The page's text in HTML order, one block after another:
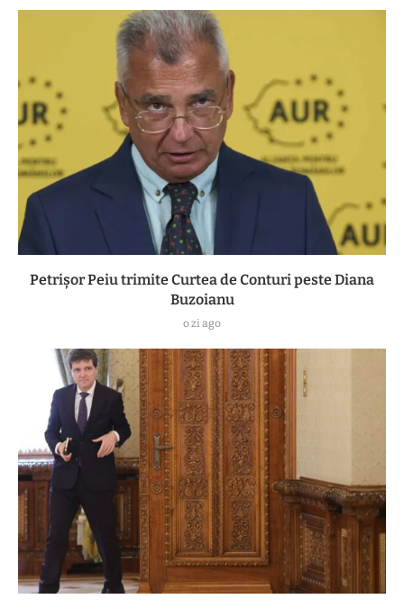
Petrișor Peiu trimite Curtea de Conturi peste Diana
Buzoianu
o zi ago